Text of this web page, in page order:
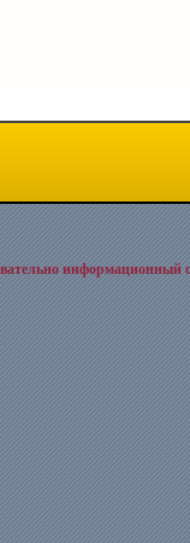
информационный